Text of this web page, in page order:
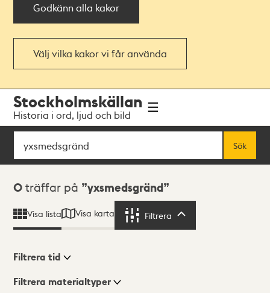
Godkänn alla kakor
Välj vilka kakor vi får använda
navigationen
huvudinnehållet
Stockholmskällan
Historia i ord, ljud och bild
Sök
Sök
Sökresultat
0 träffar på yxsmedsgränd
Visa lista Visa karta Filtrera
Visningsläge
Filtrera tid
Filtrera materialtyper